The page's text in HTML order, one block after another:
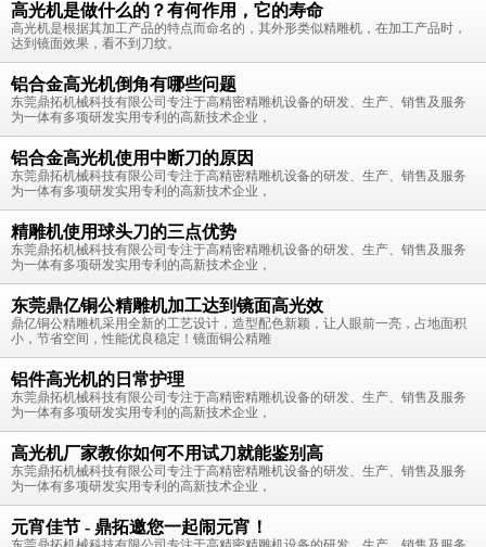
高光机是做什么的？有何作用，它的寿命
高光机是根据其加工产品的特点而命名的，其外形类似精雕机，在加工产品时，
达到镜面效果，看不到刀纹。
铝合金高光机倒角有哪些问题
东莞鼎拓机械科技有限公司专注于高精密精雕机设备的研发、生产、销售及服务
为一体有多项研发实用专利的高新技术企业，
铝合金高光机使用中断刀的原因
东莞鼎拓机械科技有限公司专注于高精密精雕机设备的研发、生产、销售及服务
为一体有多项研发实用专利的高新技术企业，
精雕机使用球头刀的三点优势
东莞鼎拓机械科技有限公司专注于高精密精雕机设备的研发、生产、销售及服务
为一体有多项研发实用专利的高新技术企业，
东莞鼎亿铜公精雕机加工达到镜面高光效
鼎亿铜公精雕机采用全新的工艺设计，造型配色新颖，让人眼前一亮，占地面积
小，节省空间，性能优良稳定！镜面铜公精雕
铝件高光机的日常护理
东莞鼎拓机械科技有限公司专注于高精密精雕机设备的研发、生产、销售及服务
为一体有多项研发实用专利的高新技术企业，
高光机厂家教你如何不用试刀就能鉴别高
东莞鼎拓机械科技有限公司专注于高精密精雕机设备的研发、生产、销售及服务
为一体有多项研发实用专利的高新技术企业，
元宵佳节 - 鼎拓邀您一起闹元宵！